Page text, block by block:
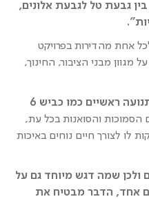
גבעת טל לגבעת אלונים,
אחת מהדירות בפרויקט
מבני הציבור, החינוך,
סמוך לצירי תנועה ראשיים כמו כביש 6
והסואנות בכל עת,
לצורך חיים נוחים באיכות
ולכן שמה דגש מיוחד גם על
אחד, הדבר מבטיח את